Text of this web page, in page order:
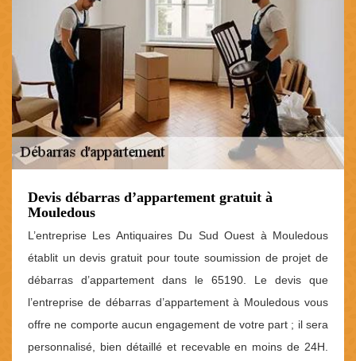
Devis débarras d’appartement gratuit à
Mouledous
L’entreprise Les Antiquaires Du Sud Ouest à Mouledous
établit un devis gratuit pour toute soumission de projet de
débarras d’appartement dans le 65190. Le devis que
l’entreprise de débarras d’appartement à Mouledous vous
offre ne comporte aucun engagement de votre part ; il sera
personnalisé, bien détaillé et recevable en moins de 24H.